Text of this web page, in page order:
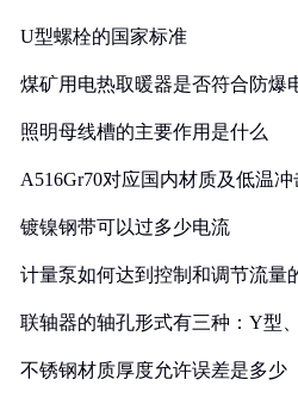
U型螺栓的国家标准
煤矿用电热取暖器是否符合防爆
照明母线槽的主要作用是什么
A516Gr70对应国内材质及低温
镀镍钢带可以过多少电流
计量泵如何达到控制和调节流量
联轴器的轴孔形式有三种：Y型
不锈钢材质厚度允许误差是多少